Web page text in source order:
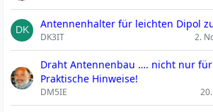
Antennenhalter für leichten Dipol
DK3IT 2.
Draht Antennenbau …. nicht nur
Praktische Hinweise!
DM5IE